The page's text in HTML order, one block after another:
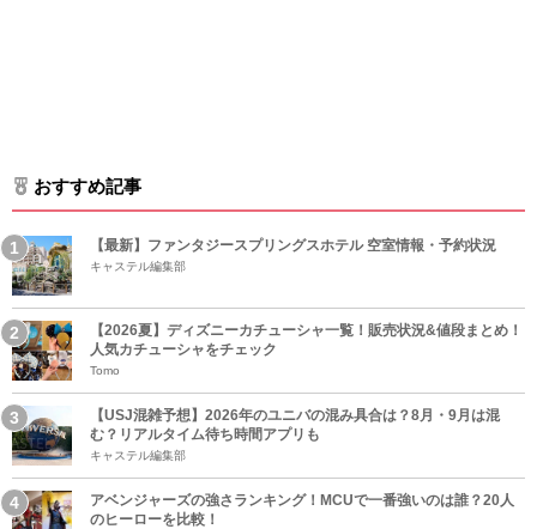
おすすめ記事
【最新】ファンタジースプリングスホテル 空室情報・予約状況
キャステル編集部
【2026夏】ディズニーカチューシャ一覧！販売状況&値段まとめ！
人気カチューシャをチェック
Tomo
【USJ混雑予想】2026年のユニバの混み具合は？8月・9月は混
む？リアルタイム待ち時間アプリも
キャステル編集部
アベンジャーズの強さランキング！MCUで一番強いのは誰？20人
のヒーローを比較！